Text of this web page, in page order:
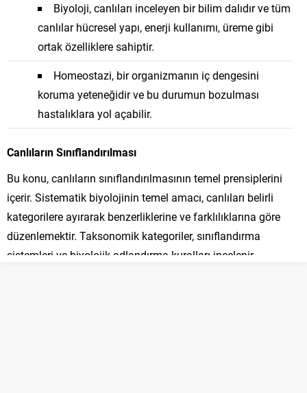
Biyoloji, canlıları inceleyen bir bilim dalıdır ve tüm
canlılar hücresel yapı, enerji kullanımı, üreme gibi
ortak özelliklere sahiptir.
Homeostazi, bir organizmanın iç dengesini
koruma yeteneğidir ve bu durumun bozulması
hastalıklara yol açabilir.
Canlıların Sınıflandırılması
Bu konu, canlıların sınıflandırılmasının temel prensiplerini
içerir. Sistematik biyolojinin temel amacı, canlıları belirli
kategorilere ayırarak benzerliklerine ve farklılıklarına göre
düzenlemektir. Taksonomik kategoriler, sınıflandırma
sistemleri ve biyolojik adlandırma kuralları incelenir.